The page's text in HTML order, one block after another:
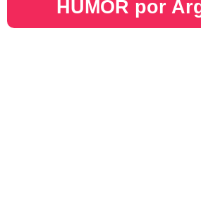
HUMOR por